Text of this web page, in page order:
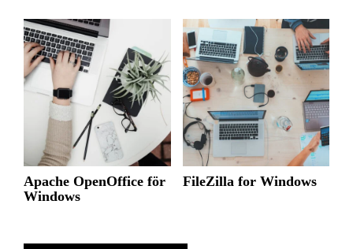
Apache OpenOffice för
Windows
FileZilla for Windows